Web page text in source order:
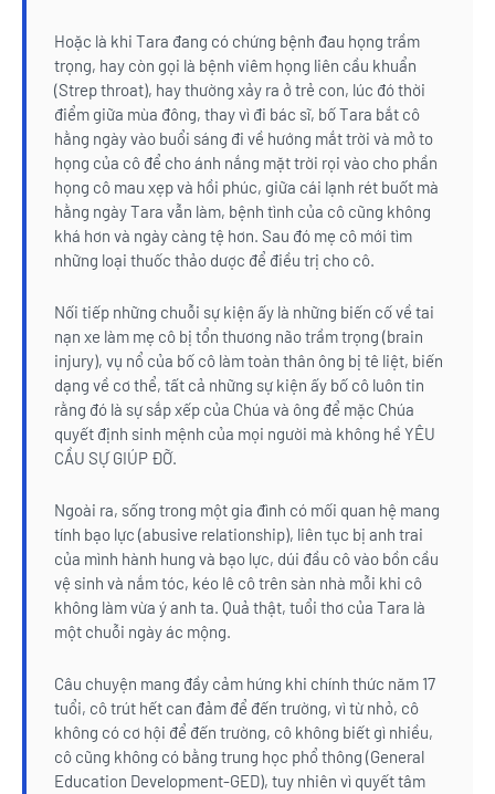
Hoặc là khi Tara đang có chứng bệnh đau họng trầm
trọng, hay còn gọi là bệnh viêm họng liên cầu khuẩn
(Strep throat), hay thường xảy ra ở trẻ con, lúc đó thời
điểm giữa mùa đông, thay vì đi bác sĩ, bố Tara bắt cô
hằng ngày vào buổi sáng đi về hướng mắt trời và mở to
họng của cô để cho ánh nắng mặt trời rọi vào cho phần
họng cô mau xẹp và hồi phúc, giữa cái lạnh rét buốt mà
hằng ngày Tara vẫn làm, bệnh tình của cô cũng không
khá hơn và ngày càng tệ hơn. Sau đó mẹ cô mới tìm
những loại thuốc thảo dược để điều trị cho cô.
Nối tiếp những chuỗi sự kiện ấy là những biến cố về tai
nạn xe làm mẹ cô bị tổn thương não trầm trọng (brain
injury), vụ nổ của bố cô làm toàn thân ông bị tê liệt, biến
dạng về cơ thể, tất cả những sự kiện ấy bố cô luôn tin
rằng đó là sự sắp xếp của Chúa và ông để mặc Chúa
quyết định sinh mệnh của mọi người mà không hề YÊU
CẦU SỰ GIÚP ĐỠ.
Ngoài ra, sống trong một gia đình có mối quan hệ mang
tính bạo lực (abusive relationship), liên tục bị anh trai
của mình hành hung và bạo lực, dúi đầu cô vào bồn cầu
vệ sinh và nắm tóc, kéo lê cô trên sàn nhà mỗi khi cô
không làm vừa ý anh ta. Quả thật, tuổi thơ của Tara là
một chuỗi ngày ác mộng.
Câu chuyện mang đầy cảm hứng khi chính thức năm 17
tuổi, cô trút hết can đảm để đến trường, vì từ nhỏ, cô
không có cơ hội để đến trường, cô không biết gì nhiều,
cô cũng không có bằng trung học phổ thông (General
Education Development-GED), tuy nhiên vì quyết tâm